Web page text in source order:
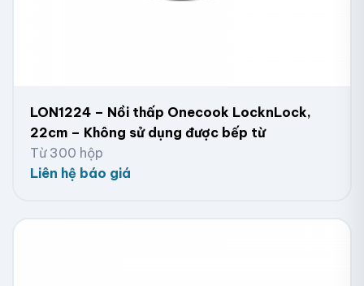
LON1224 – Nồi thấp Onecook LocknLock,
22cm – Không sử dụng được bếp từ
Từ 300 hộp
Liên hệ báo giá